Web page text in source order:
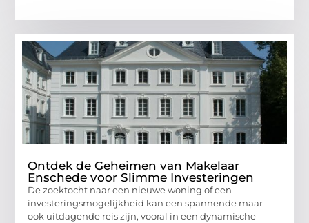
Ontdek de Geheimen van Makelaar
Enschede voor Slimme Investeringen
De zoektocht naar een nieuwe woning of een
investeringsmogelijkheid kan een spannende maar
ook uitdagende reis zijn, vooral in een dynamische